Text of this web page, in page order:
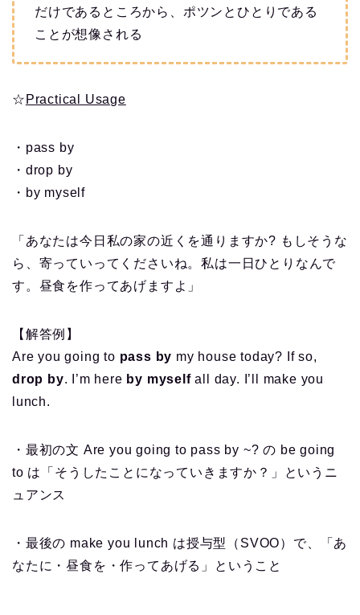
だけであるところから、ポツンとひとりである
ことが想像される
☆ Practical Usage
・pass by
・drop by
・by myself
「あなたは今日私の家の近くを通りますか? もしそうな
ら、寄っていってくださいね。私は一日ひとりなんで
す。昼食を作ってあげますよ」
【解答例】
Are you going to pass by my house today? If so,
drop by. I’m here by myselfall day. I’ll make you
lunch.
・最初の文 Are you going to pass by ~? の be going
to は「そうしたことになっていきますか？」というニ
ュアンス
・最後の make you lunch は授与型（SVOO）で、「あ
なたに・昼食を・作ってあげる」ということ